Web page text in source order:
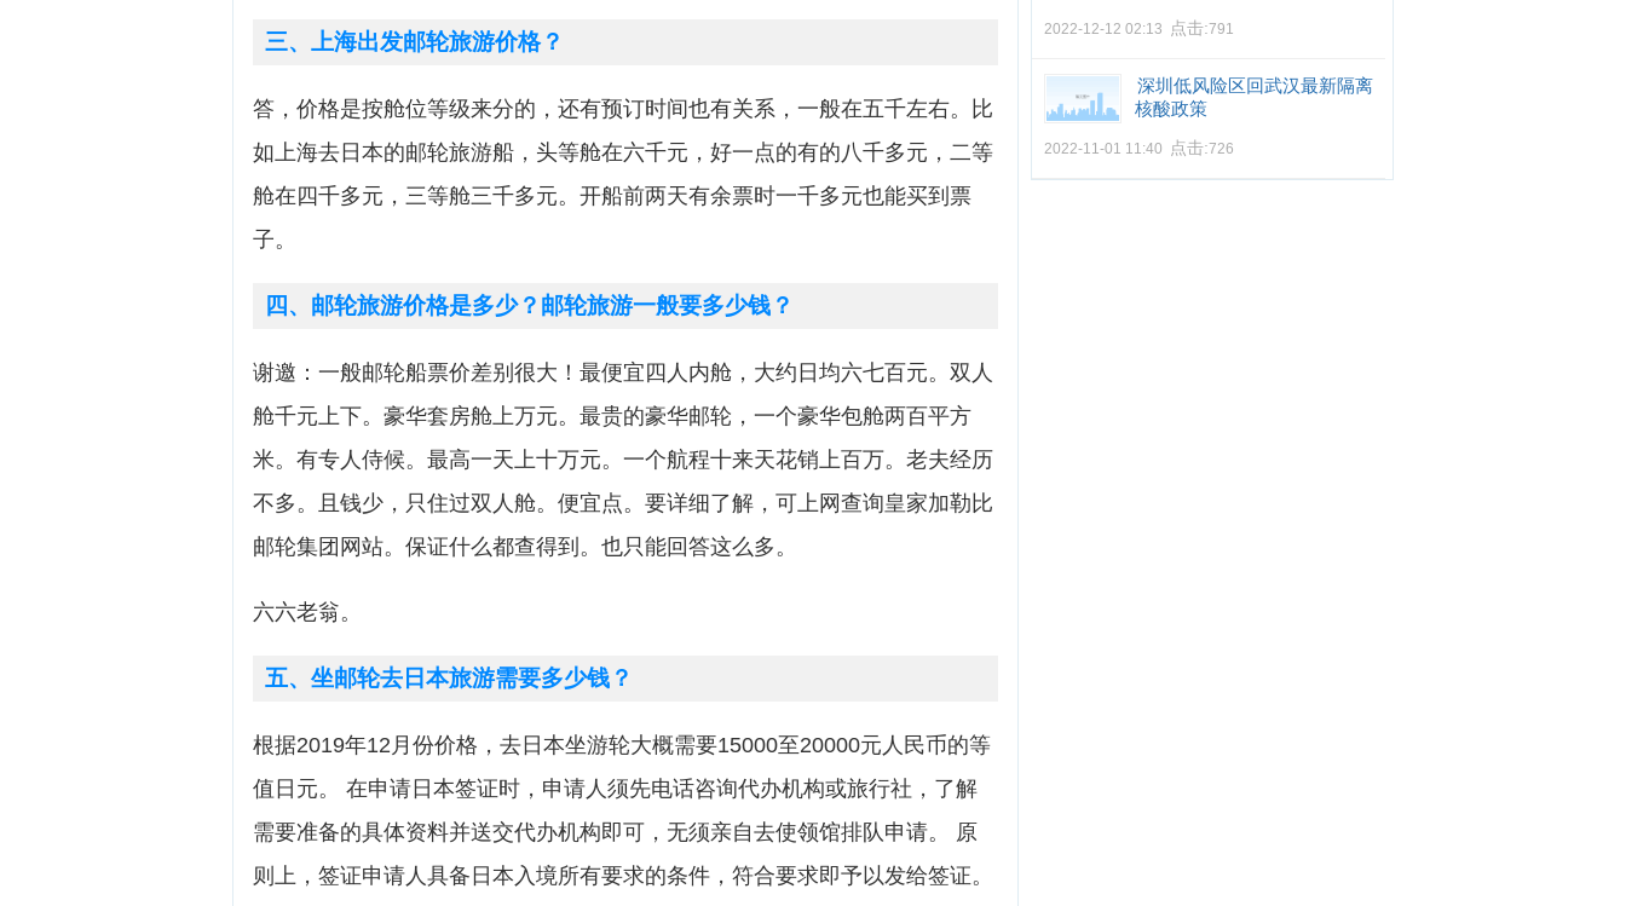
三、上海出发邮轮旅游价格？
答，价格是按舱位等级来分的，还有预订时间也有关系，一般在五千左右。比
如上海去日本的邮轮旅游船，头等舱在六千元，好一点的有的八千多元，二等
舱在四千多元，三等舱三千多元。开船前两天有余票时一千多元也能买到票
子。
四、邮轮旅游价格是多少？邮轮旅游一般要多少钱？
谢邀：一般邮轮船票价差别很大！最便宜四人内舱，大约日均六七百元。双人
舱千元上下。豪华套房舱上万元。最贵的豪华邮轮，一个豪华包舱两百平方
米。有专人侍候。最高一天上十万元。一个航程十来天花销上百万。老夫经历
不多。且钱少，只住过双人舱。便宜点。要详细了解，可上网查询皇家加勒比
邮轮集团网站。保证什么都查得到。也只能回答这么多。
六六老翁。
五、坐邮轮去日本旅游需要多少钱？
根据2019年12月份价格，去日本坐游轮大概需要15000至20000元人民币的等
值日元。 在申请日本签证时，申请人须先电话咨询代办机构或旅行社，了解
需要准备的具体资料并送交代办机构即可，无须亲自去使领馆排队申请。 原
则上，签证申请人具备日本入境所有要求的条件，符合要求即予以发给签证。
2022-12-12 02:13 点击:791
深圳低风险区回武汉最新隔离
核酸政策
2022-11-01 11:40 点击:726